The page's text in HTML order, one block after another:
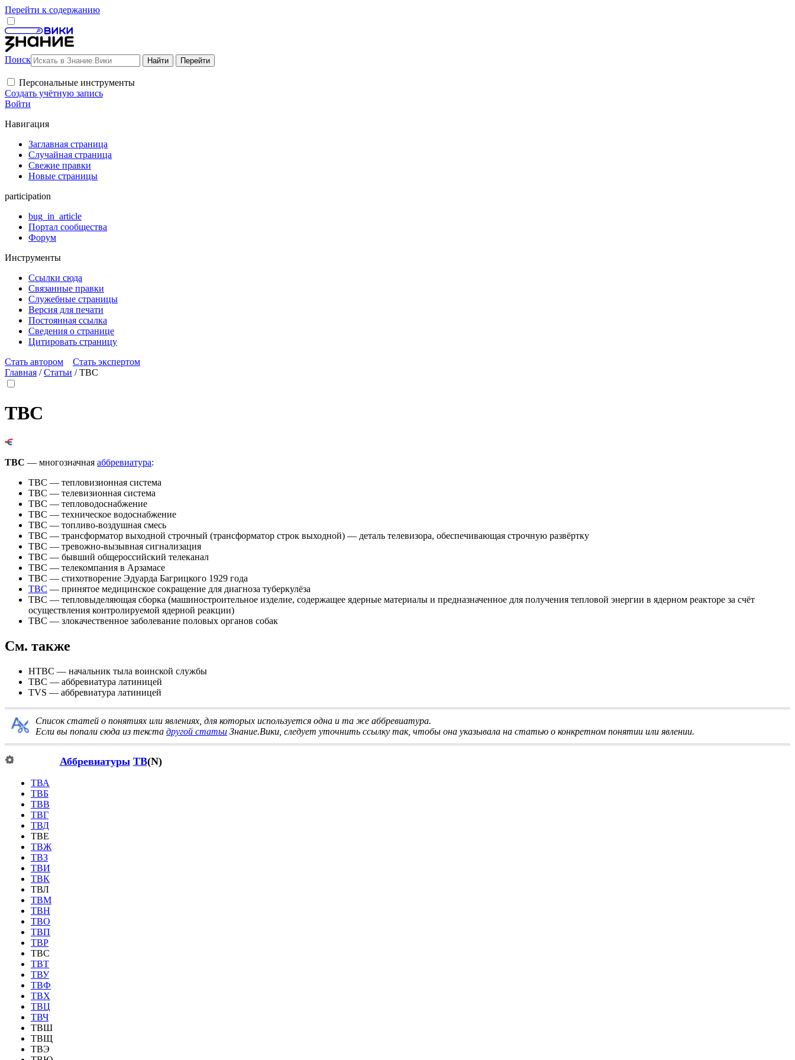
Перейти к содержанию
Поиск
Персональные инструменты
Создать учётную запись
Войти
Навигация
Заглавная страница
Случайная страница
Свежие правки
Новые страницы
participation
bug_in_article
Портал сообщества
Форум
Инструменты
Ссылки сюда
Связанные правки
Служебные страницы
Версия для печати
Постоянная ссылка
Сведения о странице
Цитировать страницу
Стать автором
Стать экспертом
Главная /Статьи /ТВС
ТВС
ТВС — многозначная аббревиатура:
ТВС — тепловизионная система
ТВС — телевизионная система
ТВС — тепловодоснабжение
ТВС — техническое водоснабжение
ТВС — топливо-воздушная смесь
ТВС — трансформатор выходной строчный (трансформатор строк выходной) — деталь телевизора, обеспечивающая строчную развёртку
ТВС — тревожно-вызывная сигнализация
ТВС — бывший общероссийский телеканал
TBC — телекомпания в Арзамасе
TBC — стихотворение Эдуарда Багрицкого 1929 года
TBC — принятое медицинское сокращение для диагноза туберкулёза
TBC — тепловыделяющая сборка (машиностроительное изделие, содержащее ядерные материалы и предназначенное для получения тепловой энергии в ядерном реакторе за счёт
осуществления контролируемой ядерной реакции)
TBC — злокачественное заболевание половых органов собак
См. также
НТВС — начальник тыла воинской службы
TBC — аббревиатура латиницей
TVS — аббревиатура латиницей
Список статей о понятиях или явлениях, для которых используется одна и та же аббревиатура.
Если вы попали сюда из текста другой статьи Знание.Вики, следует уточнить ссылку так, чтобы она указывала на статью о конкретном понятии или явлении.
Аббревиатуры ТВ(N)
ТВА
ТВБ
ТВВ
ТВГ
ТВД
ТВЕ
ТВЖ
ТВЗ
ТВИ
ТВК
ТВЛ
ТВМ
ТВН
ТВО
ТВП
ТВР
ТВС
ТВТ
ТВУ
ТВФ
ТВХ
ТВЦ
ТВЧ
ТВШ
ТВЩ
ТВЭ